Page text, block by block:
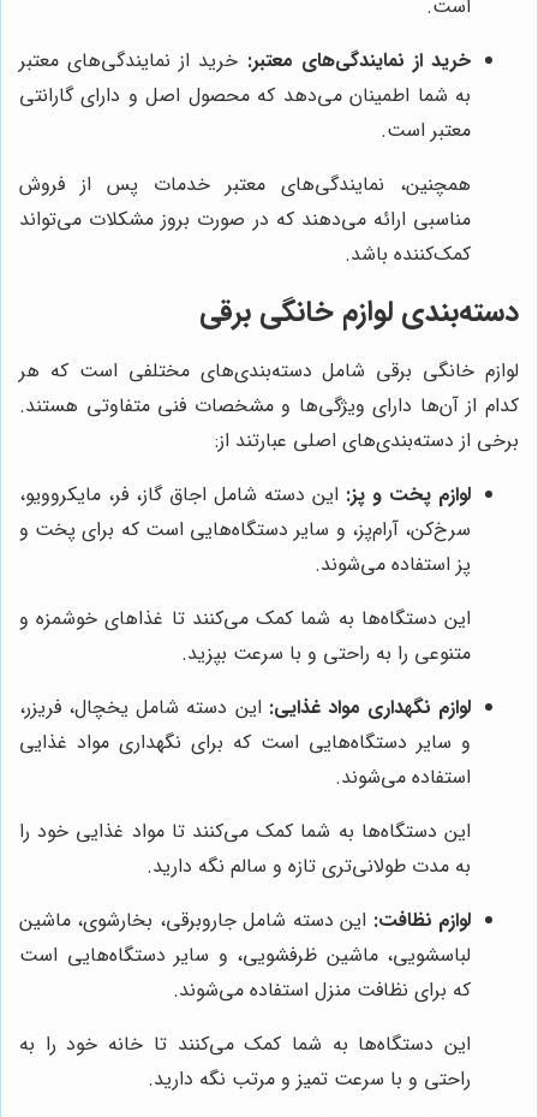
است.
خرید از نمایندگی‌های معتبر: خرید از نمایندگی‌های معتبر
به شما اطمینان می‌دهد که محصول اصل و دارای گارانتی
معتبر است.
همچنین، نمایندگی‌های معتبر خدمات پس از فروش
مناسبی ارائه می‌دهند که در صورت بروز مشکلات می‌تواند
کمک‌کننده باشد.
دسته‌بندی لوازم خانگی برقی
لوازم خانگی برقی شامل دسته‌بندی‌های مختلفی است که هر
کدام از آن‌ها دارای ویژگی‌ها و مشخصات فنی متفاوتی هستند.
برخی از دسته‌بندی‌های اصلی عبارتند از:
لوازم پخت و پز: این دسته شامل اجاق گاز، فر، مایکروویو،
سرخ‌کن، آرام‌پز، و سایر دستگاه‌هایی است که برای پخت و
پز استفاده می‌شوند.
این دستگاه‌ها به شما کمک می‌کنند تا غذاهای خوشمزه و
متنوعی را به راحتی و با سرعت بپزید.
لوازم نگهداری مواد غذایی: این دسته شامل یخچال، فریزر،
و سایر دستگاه‌هایی است که برای نگهداری مواد غذایی
استفاده می‌شوند.
این دستگاه‌ها به شما کمک می‌کنند تا مواد غذایی خود را
به مدت طولانی‌تری تازه و سالم نگه دارید.
لوازم نظافت: این دسته شامل جاروبرقی، بخارشوی، ماشین
لباسشویی، ماشین ظرفشویی، و سایر دستگاه‌هایی است
که برای نظافت منزل استفاده می‌شوند.
این دستگاه‌ها به شما کمک می‌کنند تا خانه خود را به
راحتی و با سرعت تمیز و مرتب نگه دارید.